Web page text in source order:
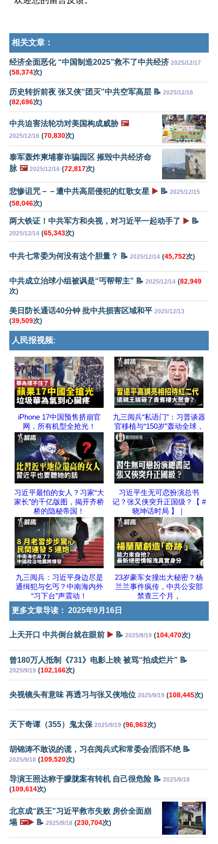
相关文章：
经济全面恶化 “中国制造2025”救不了中共经济 2025/12/17
(58,374次)
历史转折前夜 张又侠“团灭”中共空军高层 📝 2025/12/16
(82,696次)
中共迫害法轮功对美国构成威胁 🖼️
2025/12/16 (70,830次)
泰军轰炸柬埔寨诈骗园区 摧毁中共经济命
脉 🖼️ 2025/12/16 (72,817次)
悲惨诅咒－－遭中共高层侵犯的红歌女星 ▶️ 📝 2025/12/15
(58,046次)
两大铁证！中共军方和央视，对习近平一起动手了 ▶️ 📝
2025/12/14 (65,343次)
中共七常委为何没有这个胆量？ 📝 2025/12/14 (45,752次)
中共成立治球小组被讽是“丐帮帮主” 📝 2025/12/14 (82,949
次)
美日防长通话40分钟 批中共损害区域和平 2025/12/13
(39,509次)
人民报视频:
iPhone 17中国预售挤崩官
网，所有机型全抢光！
九三阅兵“私语门”：习普谈器
官移植与“150岁”轰动全球，
习近平最怕的女人？习家“大
家长”的千亿版图，揭开齐桥
桥的隐秘帝国！
习近平生无可恋扮演总书
记？张又侠突升正国级？【 #
晓坤话时局 】｜
九三阅兵：习近平身边尽是
通缉犯与乞丐？中南海内外
“习下台”声震动！
23岁豪车女撞出大秘密？杨
兰兰事件疯传，中共公安部
禁查三个月，
更多文章导读： 2025年9月16日
上天开口 中共倒台就在眼前 ▶️ 📝 2025/9/19 (104,470次)
曾180万人抵制《731》电影上映 被骂“拍成烂片” 📝
2025/9/19 (102,166次)
央视镜头有意味 再透习与张又侠地位 2025/9/19 (108,445次)
天下奇谭（355）鬼太保 2025/9/19 (96,963次)
胡锦涛不敢说的谎，习在阅兵式和常委会滔滔不绝 📝
2025/9/18 (109,520次)
导演王照达称于朦胧案有转机 自己很危险 📝 2025/9/18
(109,614次)
北京成“跌王”习近平救市失败 房价全面崩
塌 🖼️▶️ 📝 2025/9/18 (230,704次)